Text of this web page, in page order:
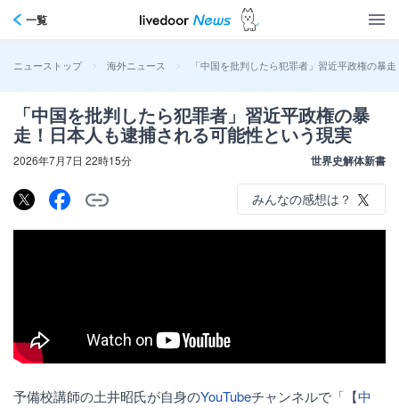
一覧
ニューストップ > 海外ニュース > 「中国を批判したら犯罪者」習近平政権の暴
「中国を批判したら犯罪者」習近平政権の暴
走！日本人も逮捕される可能性という現実
2026年7月7日 22時15分 世界史解体新書
みんなの感想は？
予備校講師の土井昭氏が自身のYouTubeチャンネルで「【中